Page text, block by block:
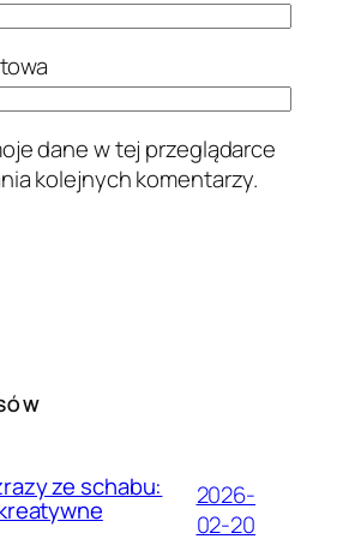
dane w tej przeglądarce
kolejnych komentarzy.
ze schabu:
2026-
02-20